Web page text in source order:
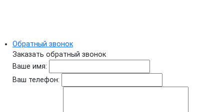
Обратный звонок
Заказать обратный звонок
Ваше имя:
Ваш телефон: